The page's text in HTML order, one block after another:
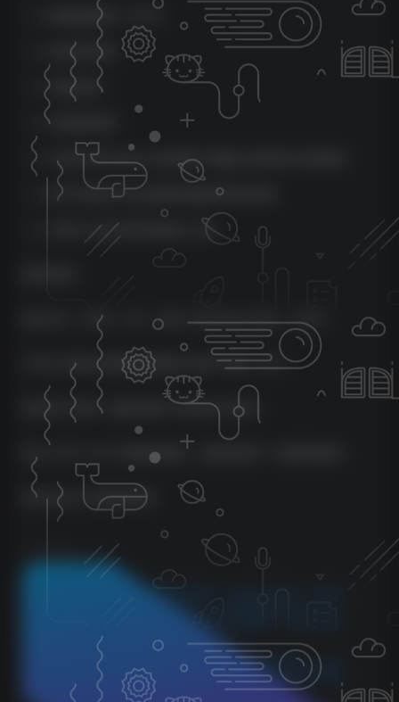
真峰值限制（开/关）
超采样选项
宽度控制
轻柔饱和度
在60Hz和13kHz之间的两个频段之间的交叉选择器
基于所选交叉点的独特增益和特性控制
具有0.1db分辨率的输出上限
MacOS：VST3，AU，AAX | Windows 64位：VST3
2 GHz 英特尔双核处理器或 AMD 等效（PC）
8GB 的 RAM（建议使用 16GB 的 RAM）
Mac OS X 10.13 或更高版本，建议使用 11 或更高版本
Windows 8 及更高版本
版权声明
1.本站所分享的资源均收集自网络，仅供学习参考，旨在帮
助用户了解相关音频知识与技术。所有资源仅用于个人学习
用途，使用者在下载后 24 小时内请自觉删除，若需长期使
用，请购买正版以支持创作者。
2.本站不承担因使用这些资源所引发的任何法律责任，如出
现版权纠纷或其他法律问题，与本站无关。用户在使用资源
过程中，应自行确保合法合规。